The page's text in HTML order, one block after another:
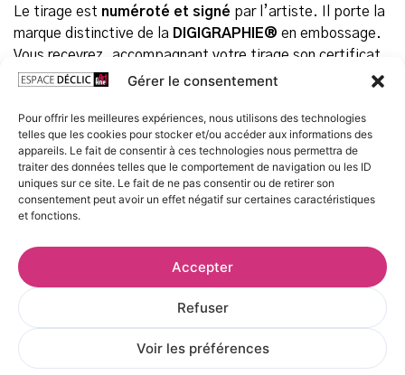
Gérer le consentement
Pour offrir les meilleures expériences, nous utilisons des technologies
telles que les cookies pour stocker et/ou accéder aux informations des
appareils. Le fait de consentir à ces technologies nous permettra de
traiter des données telles que le comportement de navigation ou les ID
uniques sur ce site. Le fait de ne pas consentir ou de retirer son
consentement peut avoir un effet négatif sur certaines caractéristiques
et fonctions.
Accepter
Refuser
Voir les préférences
Le tirage est numéroté et signé par l’artiste. Il porte la
marque distinctive de la DIGIGRAPHIE® en embossage.
Vous recevrez, accompagnant votre tirage son certificat
attestant qu’il a bien été réalisé selon la charte de la
10 en stock
Prix
150,00€ TTC
AJOUTER AU PANIER